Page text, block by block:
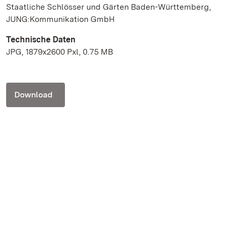
Staatliche Schlösser und Gärten Baden-Württemberg,
JUNG:Kommunikation GmbH
Technische Daten
JPG, 1879x2600 Pxl, 0.75 MB
Download